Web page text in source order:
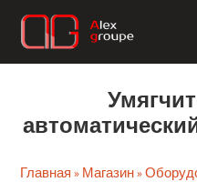
Перейти
Главная » Магазин»